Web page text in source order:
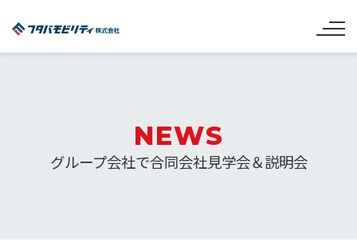
NEWS
グループ会社で合同会社見学会＆説明会